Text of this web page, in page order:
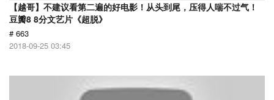
【越哥】不建议看第二遍的好电影！从头到尾，压得人喘不过气！
豆瓣8 8分文艺片《超脱》
# 663
2018-09-25 03:45